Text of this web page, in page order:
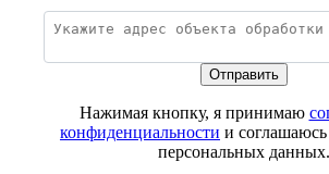
Дератизация частный дом от 50-
Дератизация частный дом от 100-
Дератизация частный дом от
Дератизация бытовки
Дератизация бытовки от 5
Дератизация бытовки от 10
Нажимая кнопку, я принимаю
конфиденциальности и соглашаюсь
персональных данных.